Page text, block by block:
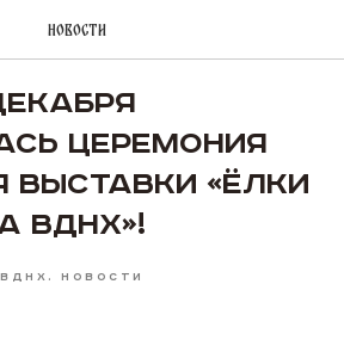
Новости
Церемония
выставки «Ёлки
ВДНХ»!
ВДНХ. НОВОСТИ